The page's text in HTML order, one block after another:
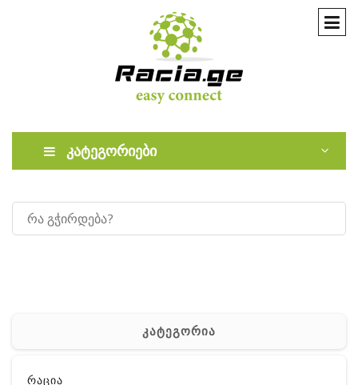
კატეგორიები
კატეგორია
რაცია